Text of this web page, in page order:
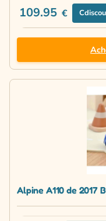
109.95 €
Alpine A110 de 2017